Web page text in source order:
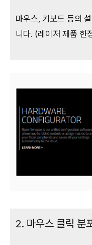
마우스, 키보드 등의
니다. (레이저 제품 한
2. 마우스 클릭 분